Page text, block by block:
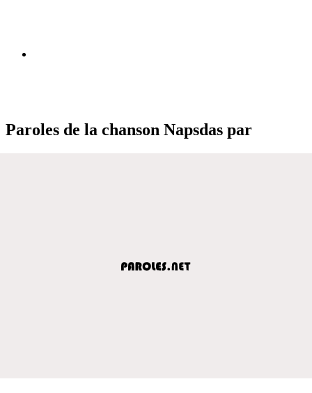
Paroles de la chanson Napsdas par